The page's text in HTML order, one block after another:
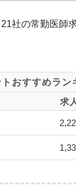
社の常勤医師
おすすめラン
求